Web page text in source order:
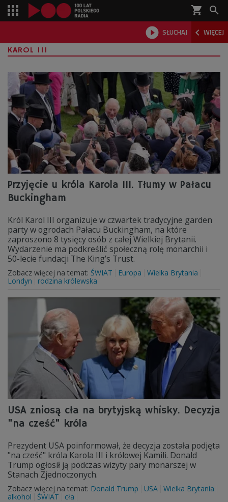
shopping_cart 
 SŁUCHAJ  WIĘCEJ

KAROL III
Przyjęcie u króla Karola III. Tłumy w Pałacu
Buckingham
Król Karol III organizuje w czwartek tradycyjne garden
party w ogrodach Pałacu Buckingham, na które
zaproszono 8 tysięcy osób z całej Wielkiej Brytanii.
Wydarzenie ma podkreślić społeczną rolę monarchii i
50-lecie fundacji The King’s Trust.
Zobacz więcej na temat: ŚWIAT Europa
Wielka Brytania
Londyn
rodzina królewska
USA zniosą cła na brytyjską whisky. Decyzja
"na cześć" króla
Prezydent USA poinformował, że decyzja została podjęta
"na cześć" króla Karola III i królowej Kamili. Donald
Trump ogłosił ją podczas wizyty pary monarszej w
Stanach Zjednoczonych.
Zobacz więcej na temat: Donald Trump USA Wielka Brytania
alkohol
ŚWIAT cła